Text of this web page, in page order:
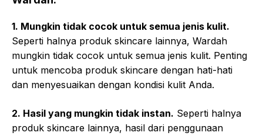
1. Mungkin tidak cocok untuk semua jenis kulit.
Seperti halnya produk skincare lainnya, Wardah
mungkin tidak cocok untuk semua jenis kulit. Penting
untuk mencoba produk skincare dengan hati-hati
dan menyesuaikan dengan kondisi kulit Anda.
2. Hasil yang mungkin tidak instan. Seperti halnya
produk skincare lainnya, hasil dari penggunaan